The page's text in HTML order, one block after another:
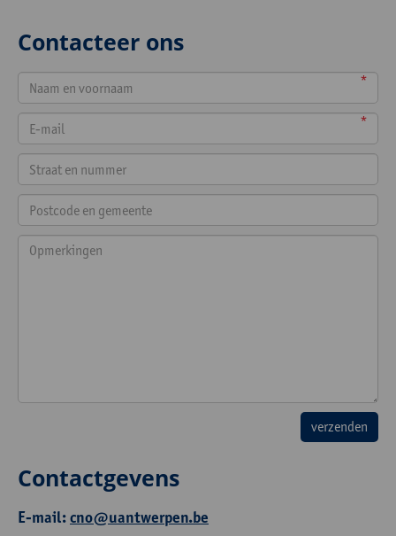
Contacteer ons
*
*
Contactgevens
E-mail:cno@uantwerpen.be